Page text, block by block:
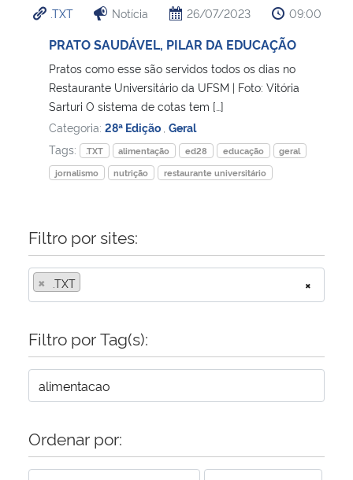
Ministério da Cidadania
Ministério de Minas e Energia
Ministério da Ciência, Tecnologia, Inovações e Comunicações
Ministério do Meio Ambiente
Controladoria-Geral da União
Ministério da Mulher, da Família e dos Direitos Humanos
Secretaria-Geral
Gabinete de Segurança Institucional
.TXT Notícia 26/07/2023 09:00
PRATO SAUDÁVEL, PILAR DA EDUCAÇÃO
Pratos como esse são servidos todos os dias no
Restaurante Universitário da UFSM | Foto: Vitória
Sarturi O sistema de cotas tem […]
Categoria: 28ª Edição Geral
Tags:
.TXT alimentação ed28 educação
geral
jornalismo
nutrição restaurante universitário
Filtro por sites:
×
× .TXT
Filtro por Tag(s):
Ordenar por: